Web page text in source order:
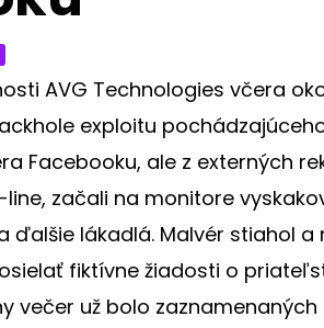
AVG Technologies včera
exploitu
Facebooku, ale z externých
začali na monitore
ďalšie lákadlá. Malvér stiahol
fiktívne žiadosti o
večer už bolo